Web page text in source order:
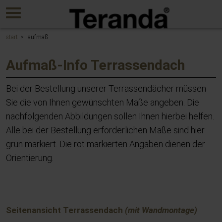
Sie
zum
Seite.
MENU
start aufmaß
Aufmaß-Info Terrassendach
Bei der Bestellung unserer Terrassendächer müssen
Sie die von Ihnen gewünschten Maße angeben. Die
nachfolgenden Abbildungen sollen Ihnen hierbei helfen.
Alle bei der Bestellung erforderlichen Maße sind hier
grün markiert. Die rot markierten Angaben dienen der
Orientierung.
Seitenansicht Terrassendach (mit Wandmontage)